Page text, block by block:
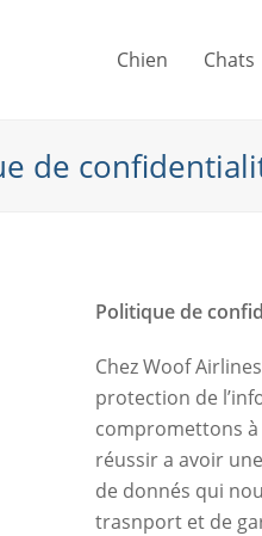
Chien Chats
de
Politique de
Chez Woof
protection de
compromettons à
réussir a avoir
de donnés qui
trasnport et de